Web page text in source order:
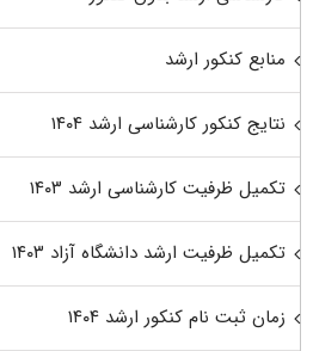
منابع کنکور ارشد
نتایج کنکور کارشناسی ارشد ۱۴۰۴
تکمیل ظرفیت کارشناسی ارشد ۱۴۰۳
تکمیل ظرفیت ارشد دانشگاه آزاد ۱۴۰۳
زمان ثبت نام کنکور ارشد ۱۴۰۴